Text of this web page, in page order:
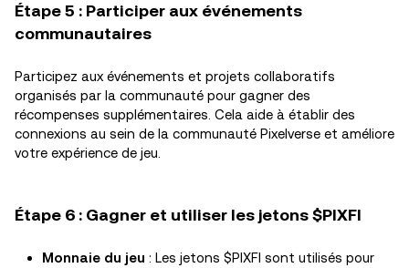
Étape 5 : Participer aux événements
communautaires
Participez aux événements et projets collaboratifs
organisés par la communauté pour gagner des
récompenses supplémentaires. Cela aide à établir des
connexions au sein de la communauté Pixelverse et améliore
votre expérience de jeu.
Étape 6 : Gagner et utiliser les jetons $PIXFI
Monnaie du jeu : Les jetons $PIXFI sont utilisés pour